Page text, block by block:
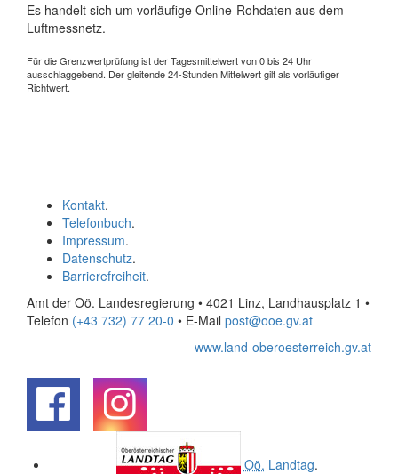
Es handelt sich um vorläufige Online-Rohdaten aus dem
Luftmessnetz.
Für die Grenzwertprüfung ist der Tagesmittelwert von 0 bis 24 Uhr
ausschlaggebend. Der gleitende 24-Stunden Mittelwert gilt als vorläufiger
Richtwert.
Kontakt.
Telefonbuch.
Impressum.
Datenschutz.
Barrierefreiheit.
Amt der Oö. Landesregierung • 4021 Linz, Landhausplatz 1 •
Telefon (+43 732) 77 20-0 • E-Mail post@ooe.gv.at
www.land-oberoesterreich.gv.at
Oö. Landtag.